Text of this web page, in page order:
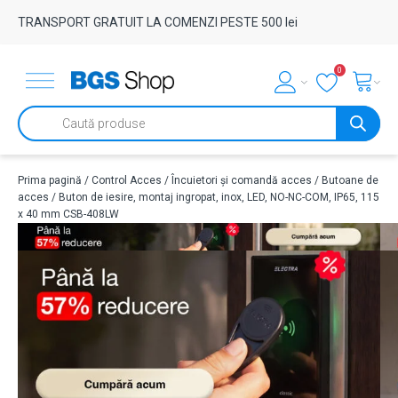
TRANSPORT GRATUIT LA COMENZI PESTE 500 lei
0
Products
search
Prima pagină / Control Acces / Încuietori și comandă acces / Butoane de
acces / Buton de iesire, montaj ingropat, inox, LED, NO-NC-COM, IP65, 115
x 40 mm CSB-408LW